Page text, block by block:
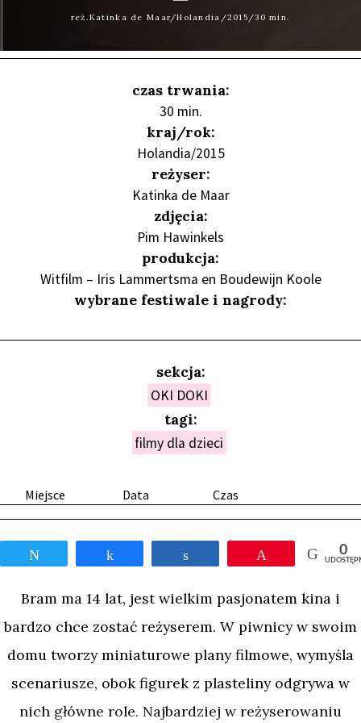
reż.Katinka de Maar/Holandia/2015/30 min.
Miejsce Data Czas
Przypnij 0
Bram ma 14 lat, jest wielkim pasjonatem kina i
bardzo chce zostać reżyserem. W piwnicy w swoim
domu tworzy miniaturowe plany filmowe, wymyśla
scenariusze, obok figurek z plasteliny odgrywa w
nich główne role. Najbardziej w reżyserowaniu
czas trwania:
30 min.
kraj/rok:
Holandia/2015
reżyser:
Katinka de Maar
zdjęcia:
Pim Hawinkels
produkcja:
Witfilm – Iris Lammertsma en Boudewijn Koole
wybrane festiwale i nagrody:
sekcja:
OKI DOKI
tagi:
filmy dla dzieci